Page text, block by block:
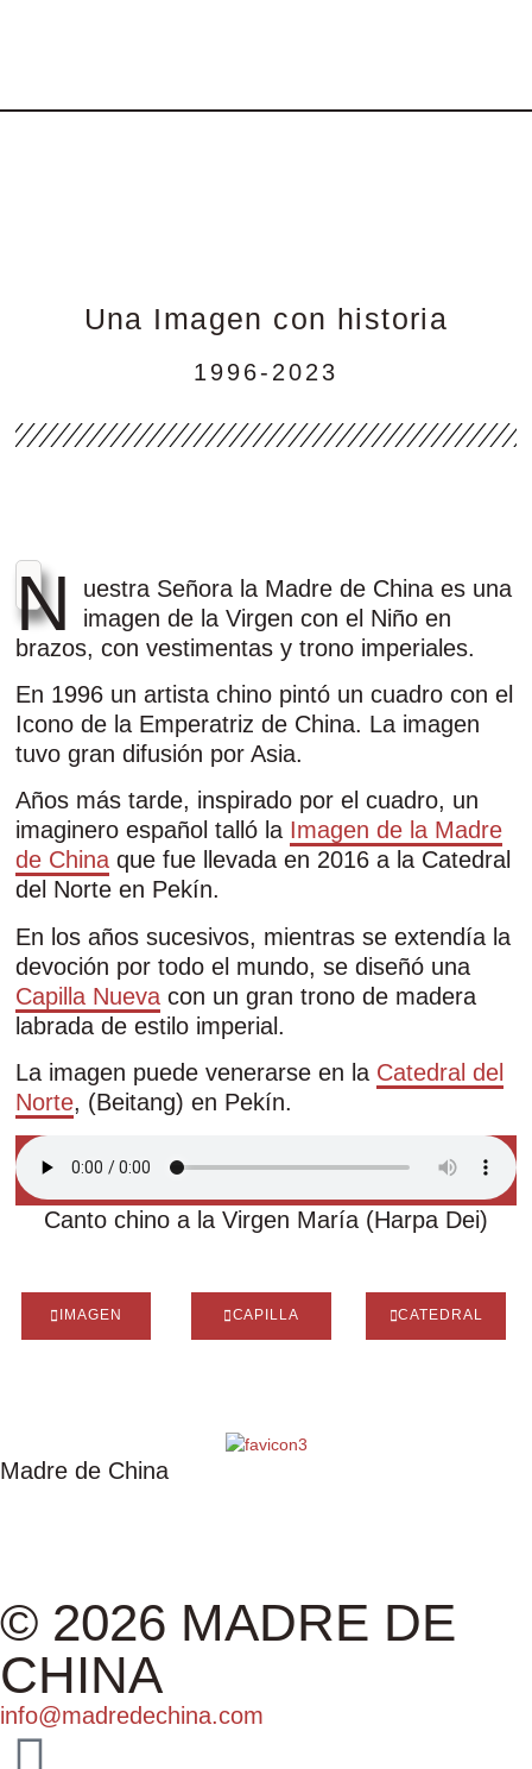
Una Imagen con historia
1996-2023
N
uestra Señora la Madre de China es una
imagen de la Virgen con el Niño en
brazos, con vestimentas y trono imperiales.
En 1996 un artista chino pintó un cuadro con el
Icono de la Emperatriz de China. La imagen
tuvo gran difusión por Asia.
Años más tarde, inspirado por el cuadro, un
imaginero español talló la Imagen de la Madre
de China que fue llevada en 2016 a la Catedral
del Norte en Pekín.
En los años sucesivos, mientras se extendía la
devoción por todo el mundo, se diseñó una
Capilla Nueva con un gran trono de madera
labrada de estilo imperial.
La imagen puede venerarse en la Catedral del
Norte, (Beitang) en Pekín.
Canto chino a la Virgen María (Harpa Dei)
IMAGEN CAPILLA CATEDRAL
Madre de China
© 2026 MADRE DE
CHINA
info@madredechina.com